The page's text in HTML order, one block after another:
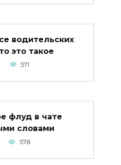
водительских
это такое
571
флуд в чате
словами
578